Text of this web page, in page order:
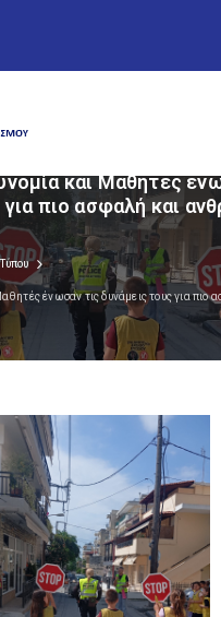
και Μαθητές
πιο ασφαλή και
ένωσαν τις δυνάμεις τους για πιο